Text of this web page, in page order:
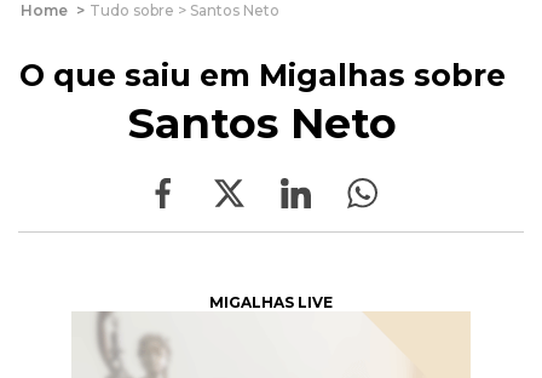
Home > Tudo sobre > Santos Neto
O que saiu em Migalhas sobre
Santos Neto
MIGALHAS LIVE